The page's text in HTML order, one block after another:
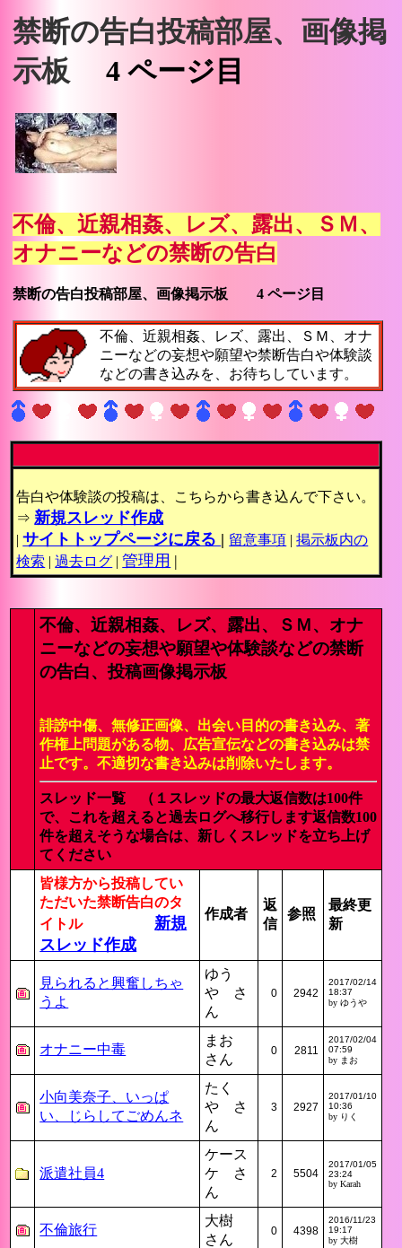
禁断の告白投稿部屋、画像掲
示板
4 ページ目
不倫、近親相姦、レズ、露出、ＳＭ、
オナニーなどの禁断の告白
禁断の告白投稿部屋、画像掲示板4 ページ目
不倫、近親相姦、レズ、露出、ＳＭ、オナ
ニーなどの妄想や願望や禁断告白や体験談
などの書き込みを、お待ちしています。
告白や体験談の投稿は、こちらから書き込んで下さい。
⇒ 新規スレッド作成
|サイトトップページに戻る | 留意事項 |掲示板内の
検索 |過去ログ |管理用 |
不倫、近親相姦、レズ、露出、ＳＭ、オナ
ニーなどの妄想や願望や体験談などの禁断
の告白、投稿画像掲示板
誹謗中傷、無修正画像、出会い目的の書き込み、著
作権上問題がある物、広告宣伝などの書き込みは禁
止です。不適切な書き込みは削除いたします。
スレッド一覧 （１スレッドの最大返信数は100件
で、これを超えると過去ログへ移行します返信数100
件を超えそうな場合は、新しくスレッドを立ち上げ
てください
皆様方から投稿してい
ただいた禁断告白のタ
イトル 新規
スレッド作成
作成者
返
信
参照
最終更
新
見られると興奮しちゃ
うよ
ゆう
や さ
ん
0 2942
2017/02/14
18:37
by ゆうや
オナニー中毒
まお
さん
0 2811
2017/02/04
07:59
by まお
小向美奈子、いっぱ
い、じらしてごめんネ
たく
や さ
ん
3 2927
2017/01/10
10:36
by りく
派遣社員4
ケース
ケ さ
ん
2 5504
2017/01/05
23:24
by Karah
不倫旅行
大樹
さん
0 4398
2016/11/23
19:17
by 大樹